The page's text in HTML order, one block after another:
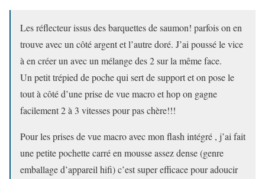
Les réflecteur issus des barquettes de saumon! parfois on en
trouve avec un côté argent et l’autre doré. J’ai poussé le vice
à en créer un avec un mélange des 2 sur la même face.
Un petit trépied de poche qui sert de support et on pose le
tout à côté d’une prise de vue macro et hop on gagne
facilement 2 à 3 vitesses pour pas chère!!!
Pour les prises de vue macro avec mon flash intégré , j’ai fait
une petite pochette carré en mousse assez dense (genre
emballage d’appareil hifi) c’est super efficace pour adoucir